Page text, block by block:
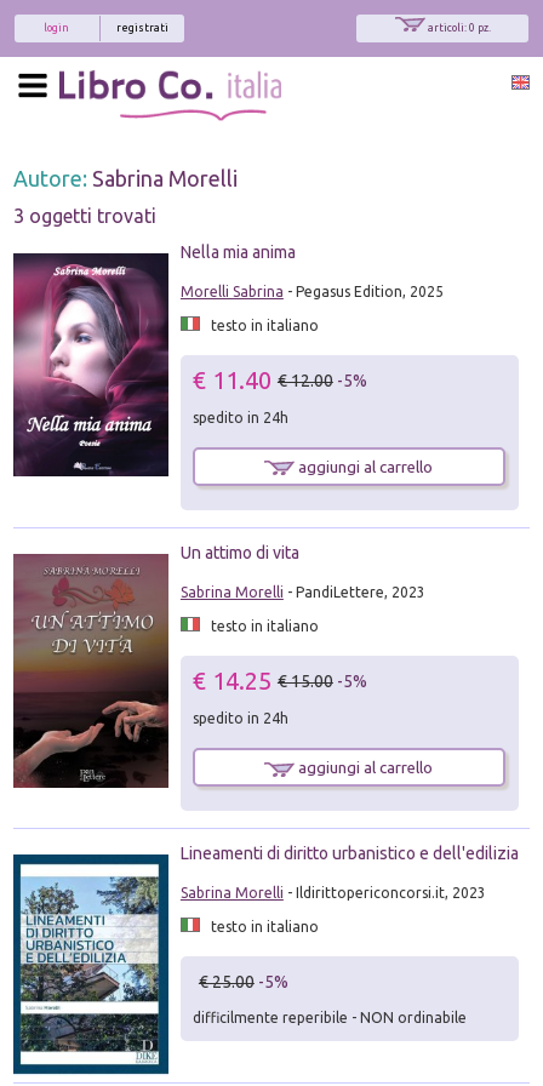
articoli: 0 pz.
registrati
login
Autore: Sabrina Morelli
3 oggetti trovati
Nella mia anima
Morelli Sabrina - Pegasus Edition, 2025
testo in italiano
€ 11.40 € 12.00 -5%
spedito in 24h
aggiungi al carrello
Un attimo di vita
Sabrina Morelli - PandiLettere, 2023
testo in italiano
€ 14.25 € 15.00 -5%
spedito in 24h
aggiungi al carrello
Lineamenti di diritto urbanistico e dell'edilizia
Sabrina Morelli - Ildirittopericoncorsi.it, 2023
testo in italiano
€ 25.00 -5%
difficilmente reperibile - NON ordinabile